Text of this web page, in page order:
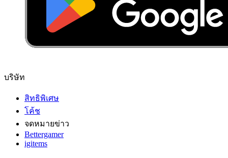
บริษัท
สิทธิพิเศษ
โค้ช
จดหมายข่าว
Bettergamer
igitems